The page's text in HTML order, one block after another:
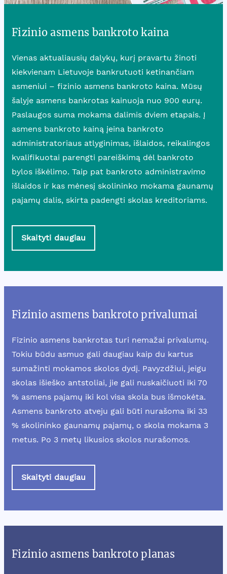
Fizinio asmens bankroto kaina
Vienas aktualiausių dalykų, kurį pravartu žinoti
kiekvienam Lietuvoje bankrutuoti ketinančiam
asmeniui – fizinio asmens bankroto kaina. Mūsų
šalyje asmens bankrotas kainuoja nuo 900 eurų.
Paslaugos suma mokama dalimis dviem etapais. Į
asmens bankroto kainą įeina bankroto
administratoriaus atlyginimas, išlaidos, reikalingos
kvalifikuotai parengti pareiškimą dėl bankroto
bylos iškėlimo. Taip pat bankroto administravimo
išlaidos ir kas mėnesį skolininko mokama gaunamų
pajamų dalis, skirta padengti skolas kreditoriams.
Skaityti daugiau
Fizinio asmens bankroto privalumai
Fizinio asmens bankrotas turi nemažai privalumų.
Tokiu būdu asmuo gali daugiau kaip du kartus
sumažinti mokamos skolos dydį. Pavyzdžiui, jeigu
skolas išieško antstoliai, jie gali nuskaičiuoti iki 70
% asmens pajamų iki kol visa skola bus išmokėta.
Asmens bankroto atveju gali būti nurašoma iki 33
% skolininko gaunamų pajamų, o skola mokama 3
metus. Po 3 metų likusios skolos nurašomos.
Skaityti daugiau
Fizinio asmens bankroto planas